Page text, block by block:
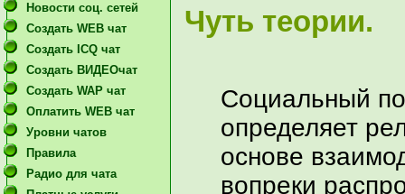
Новости соц. сетей
Создать WEB чат
Создать ICQ чат
Создать ВИДЕОчат
Создать WAP чат
Оплатить WEB чат
Уровни чатов
Правила
Радио для чата
Чуть теории.
Социальный
определяет
основе
вопреки